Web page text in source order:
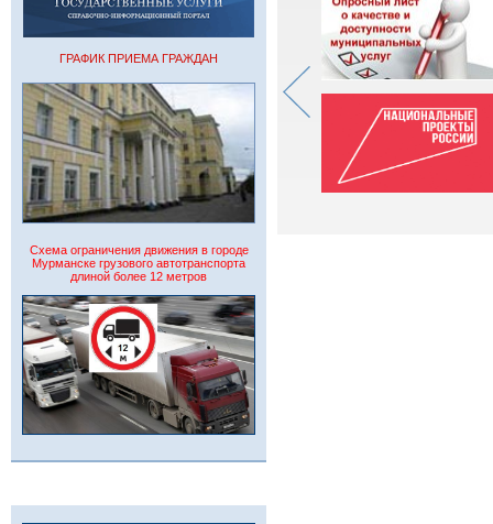
ГРАФИК ПРИЕМА ГРАЖДАН
Схема ограничения движения в городе
Мурманске грузового автотранспорта
длиной более 12 метров